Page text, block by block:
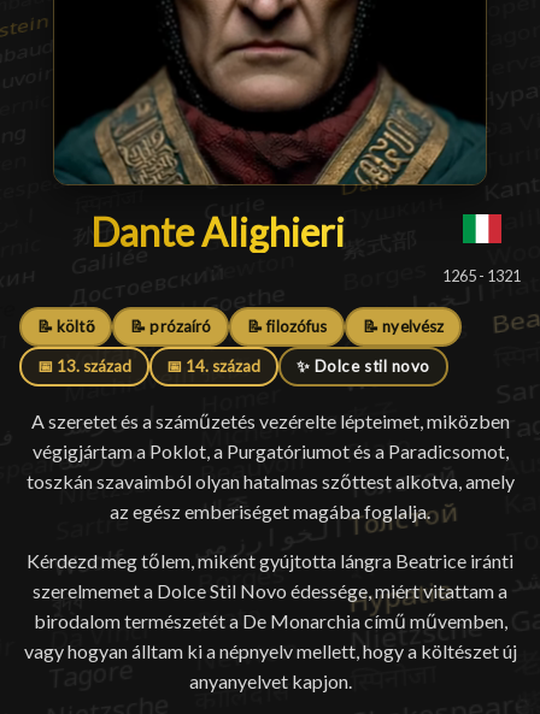
Dante Alighieri
Dante Alighieri█
1265 - 1321
📝 költő 📝 prózaíró 📝 filozófus 📝 nyelvész
📅 13. század 📅 14. század ✨ Dolce stil novo
A szeretet és a száműzetés vezérelte lépteimet, miközben
végigjártam a Poklot, a Purgatóriumot és a Paradicsomot,
toszkán szavaimból olyan hatalmas szőttest alkotva, amely
az egész emberiséget magába foglalja.
Kérdezd meg tőlem, miként gyújtotta lángra Beatrice iránti
szerelmemet a Dolce Stil Novo édessége, miért vitattam a
birodalom természetét a De Monarchia című művemben,
vagy hogyan álltam ki a népnyelv mellett, hogy a költészet új
anyanyelvet kapjon.